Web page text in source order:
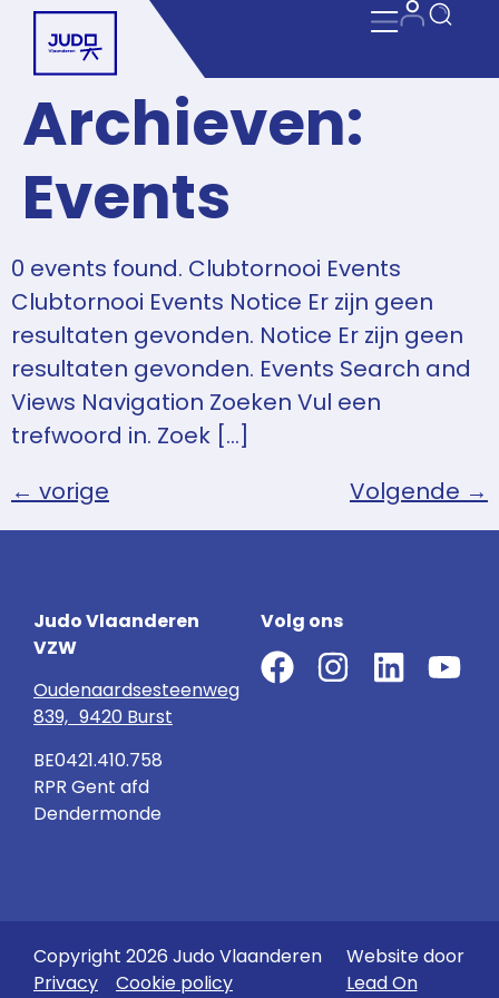
Archieven:
Events
0 events found. Clubtornooi Events
Clubtornooi Events Notice Er zijn geen
resultaten gevonden. Notice Er zijn geen
resultaten gevonden. Events Search and
Views Navigation Zoeken Vul een
trefwoord in. Zoek […]
← vorige Volgende →
Judo Vlaanderen
VZW
Oudenaardsesteenweg
839, 9420 Burst
BE0421.410.758
RPR Gent afd
Dendermonde
Volg ons
Copyright 2026 Judo Vlaanderen
Privacy
Cookie policy
Website door
Lead On